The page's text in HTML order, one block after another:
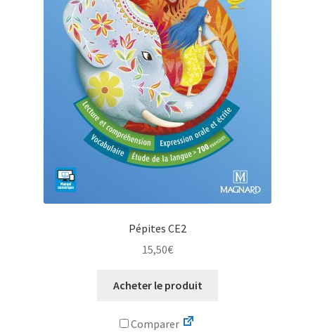
Pépites CE2
15,50€
Acheter le produit
Comparer